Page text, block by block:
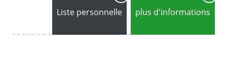
Liste personnelle plus d'informations